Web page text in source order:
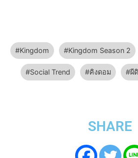
Kingdom Kingdom Season 2
Social Trend คิงดอม ผี
SHARE